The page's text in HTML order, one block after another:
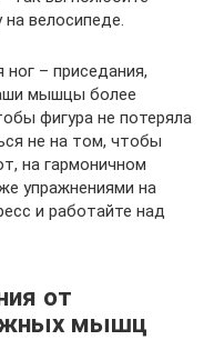
велосипеде.
– приседания,
мышцы более
фигура не потеряла
не на том, чтобы
на гармоничном
упражнениями на
и работайте над
от
мышц